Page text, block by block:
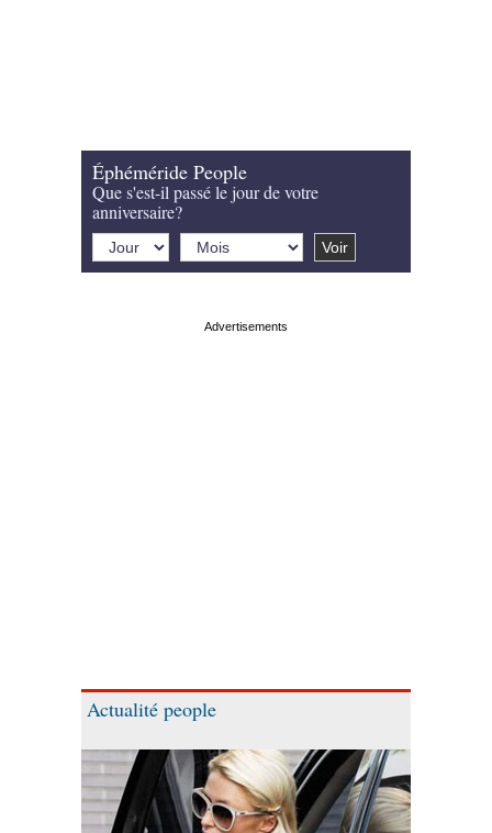
Éphéméride People
Que s'est-il passé le jour de votre
anniversaire?
Actualité people